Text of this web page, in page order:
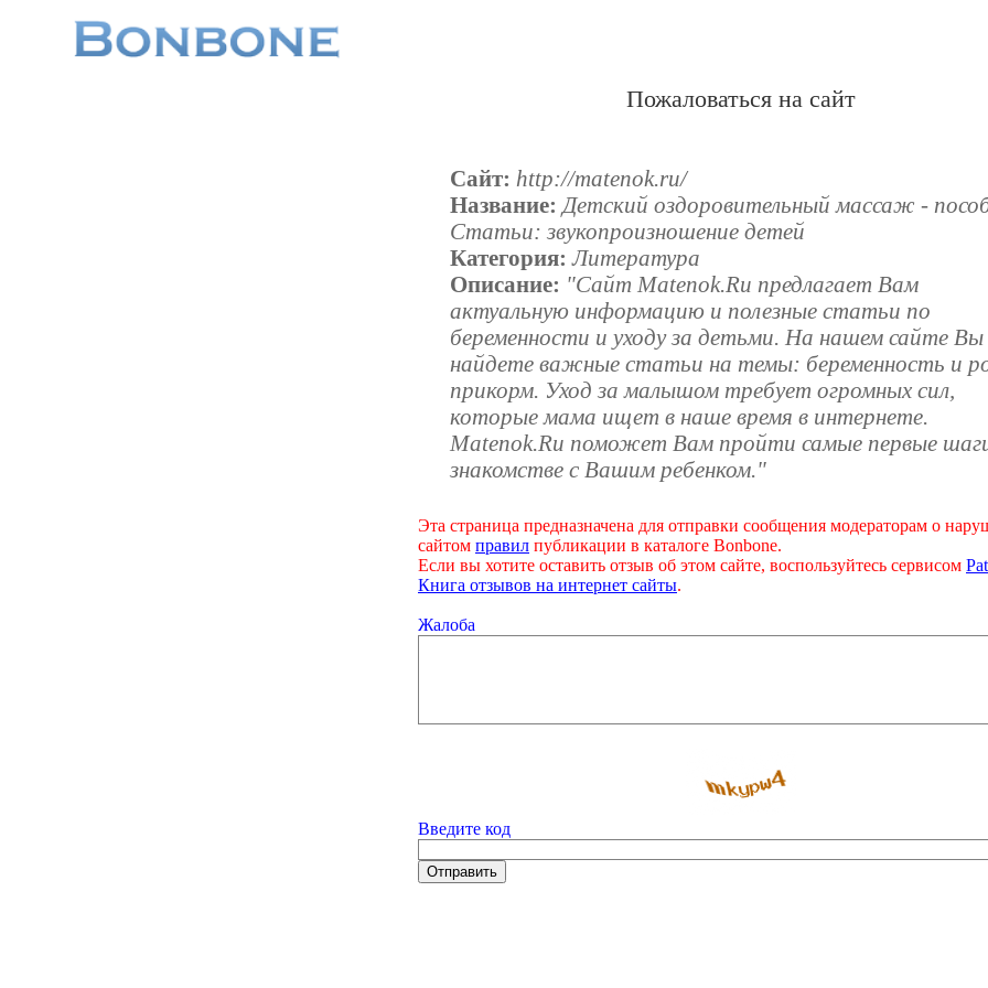
Пожаловаться на сайт
Сайт: http://matenok.ru/
Название: Детский оздоровительный массаж -
Статьи: звукопроизношение детей
Категория: Литература
Описание: "Сайт Matenok.Ru предлагает Вам
актуальную информацию и полезные статьи по
беременности и уходу за детьми. На нашем сайте Вы
найдете важные статьи на темы: беременность и
прикорм. Уход за малышом требует огромных сил,
которые мама ищет в наше время в интернете.
Matenok.Ru поможет Вам пройти самые первые
знакомстве с Вашим ребенком."
Эта страница предназначена для отправки сообщения модераторам о
сайтом правил публикации в каталоге Bonbone.
Если вы хотите оставить отзыв об этом сайте, воспользуйтесь сервисом
Книга отзывов на интернет сайты.
Жалоба
Введите код